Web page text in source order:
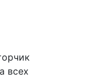
всех